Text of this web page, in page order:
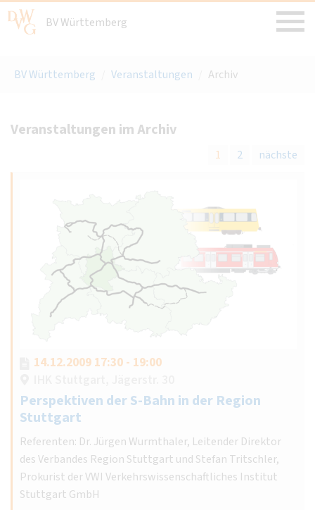
BV Württemberg
BV Württemberg Veranstaltungen Archiv
Veranstaltungen im Archiv
1 2 nächste
14.12.2009 17:30 - 19:00
Perspektiven der S-Bahn in der Region
Stuttgart
Referenten: Dr. Jürgen Wurmthaler, Leitender Direktor
des Verbandes Region Stuttgart und Stefan Tritschler,
Prokurist der VWI Verkehrswissenschaftliches Institut
Stuttgart GmbH